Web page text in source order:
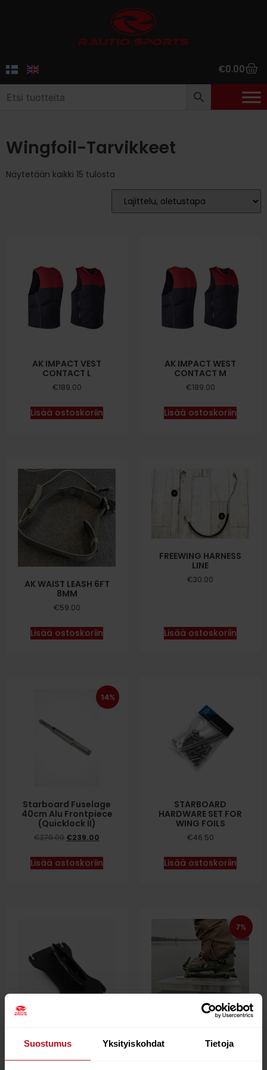
Suostumus Yksityiskohdat Tietoja
€0.00
Wingfoil-Tarvikkeet
Näytetään kaikki 15 tulosta
AK IMPACT VEST
CONTACT L
€189.00
Lisää ostoskoriin
AK IMPACT WEST
CONTACT M
€189.00
Lisää ostoskoriin
AK WAIST LEASH 6FT
8MM
€59.00
Lisää ostoskoriin
FREEWING HARNESS
LINE
€30.00
Lisää ostoskoriin
14%
Starboard Fuselage
40cm Alu Frontpiece
(Quicklock II)
€279.00 €239.00
Lisää ostoskoriin
STARBOARD
HARDWARE SET FOR
WING FOILS
€46.50
Lisää ostoskoriin
Plate adapteri
€175.00
7%
Jääsurffaukseen